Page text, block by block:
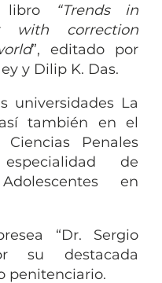
libro
“Trends in
with correction
”, editado por
y Dilip K. Das.
universidades La
también en el
Penales
de
en
“Dr. Sergio
su destacada
penitenciario.